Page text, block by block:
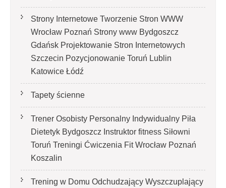
Strony Internetowe Tworzenie Stron WWW
Wrocław Poznań Strony www Bydgoszcz
Gdańsk Projektowanie Stron Internetowych
Szczecin Pozycjonowanie Toruń Lublin
Katowice Łódź
Tapety ścienne
Trener Osobisty Personalny Indywidualny Piła
Dietetyk Bydgoszcz Instruktor fitness Siłowni
Toruń Treningi Ćwiczenia Fit Wrocław Poznań
Koszalin
Trening w Domu Odchudzający Wyszczuplający